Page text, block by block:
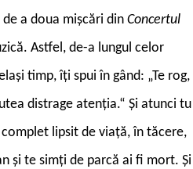
a doua mișcări din Concertul
Astfel, de-a lungul celor
timp, îți spui în gând: „Te rog,
distrage atenția.“ Și atunci tu
lipsit de viață, în tăcere,
și te simți de parcă ai fi mort. Și